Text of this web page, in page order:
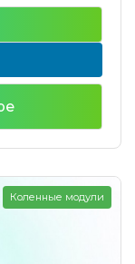
Коленные модули